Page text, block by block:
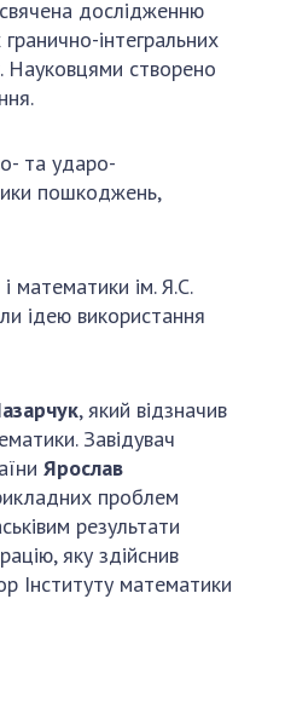
дослідженню
інтегральних
Науковцями створено
та ударо-
пошкоджень,
математики ім. Я.С.
ідею використання
, який відзначив
Завідувач
Ярослав
проблем
результати
яку здійснив
Інституту математики